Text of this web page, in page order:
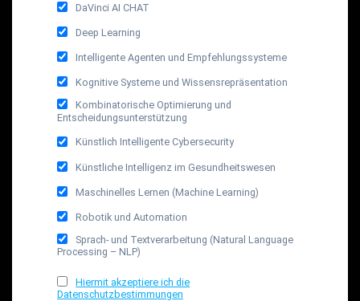
DaVinci AI CHAT
Deep Learning
Intelligente Agenten und Empfehlungssysteme
Kognitive Systeme und Wissensrepräsentation
Kombinatorische Optimierung und
Entscheidungsunterstützung
Künstlich Intelligente Cybersecurity
Künstliche Intelligenz im Gesundheitswesen
Maschinelles Lernen (Machine Learning)
Robotik und Automation
Sprach- und Textverarbeitung (Natural Language
Processing – NLP)
Hiermit akzeptiere ich die
Datenschutzbestimmungen